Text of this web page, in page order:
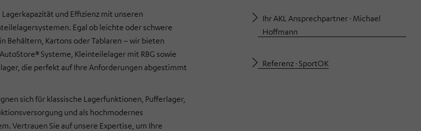
und Effizienz mit unseren
Egal ob leichte oder schwere
Behältern, Kartons oder Tablaren – wir bieten
Systeme, Kleinteilelager mit RBG sowie
die perfekt auf Ihre Anforderungen abgestimmt
sich für klassische Lagerfunktionen, Pufferlager,
und als hochmodernes
Vertrauen Sie auf unsere Expertise, um Ihre
Ihr AKL Ansprechpartner · Michael
Hoffmann
Referenz · SportOK